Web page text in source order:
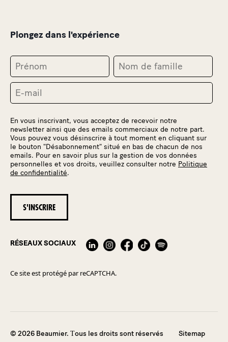
Plongez dans l'expérience
En vous inscrivant, vous acceptez de recevoir notre
newsletter ainsi que des emails commerciaux de notre part.
Vous pouvez vous désinscrire à tout moment en cliquant sur
le bouton "Désabonnement" situé en bas de chacun de nos
emails. Pour en savoir plus sur la gestion de vos données
personnelles et vos droits, veuillez consulter notre Politique
de confidentialité.
RÉSEAUX SOCIAUX
Ce site est protégé par reCAPTCHA.
© 2026 Beaumier. Τous les droits sont réservés Sitemap